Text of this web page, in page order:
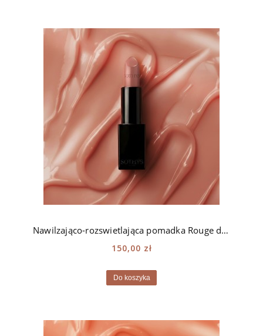
Nawilzająco-rozswietlająca pomadka Rouge doux Sothys -
150,00 zł
Do koszyka